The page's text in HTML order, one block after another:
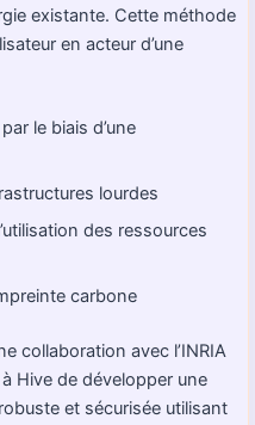
existante. Cette méthode
en acteur d’une
le biais d’une
lourdes
des ressources
carbone
collaboration avec l’INRIA
Hive de développer une
et sécurisée utilisant